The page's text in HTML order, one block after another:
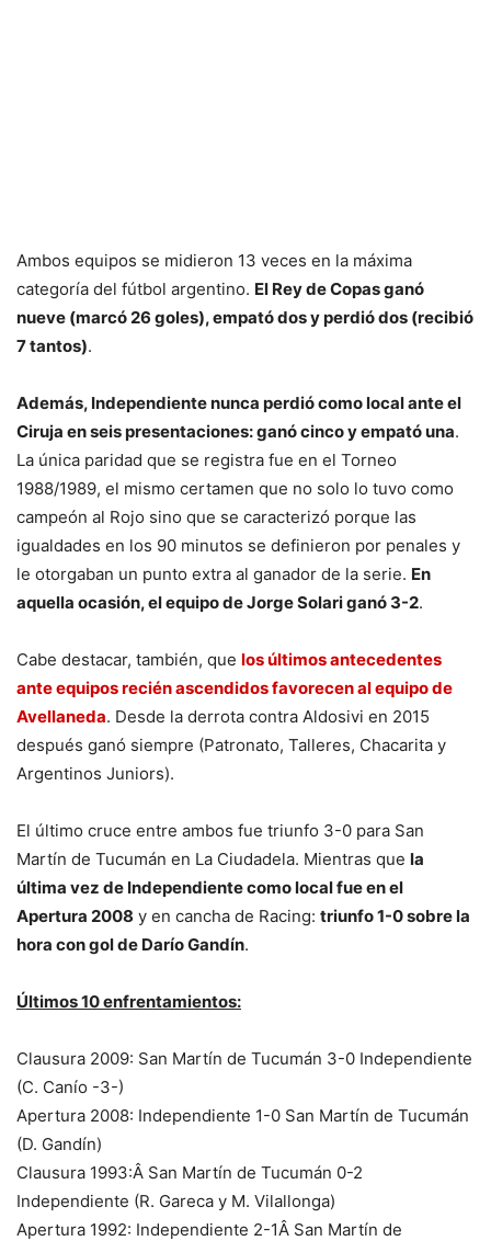
Ambos equipos se midieron 13 veces en la máxima
categoría del fútbol argentino. El Rey de Copas ganó
nueve (marcó 26 goles), empató dos y perdió dos (recibió
7 tantos).
Además, Independiente nunca perdió como local ante el
Ciruja en seis presentaciones: ganó cinco y empató una.
La única paridad que se registra fue en el Torneo
1988/1989, el mismo certamen que no solo lo tuvo como
campeón al Rojo sino que se caracterizó porque las
igualdades en los 90 minutos se definieron por penales y
le otorgaban un punto extra al ganador de la serie. En
aquella ocasión, el equipo de Jorge Solari ganó 3-2.
Cabe destacar, también, que los últimos antecedentes
ante equipos recién ascendidos favorecen al equipo de
Avellaneda. Desde la derrota contra Aldosivi en 2015
después ganó siempre (Patronato, Talleres, Chacarita y
Argentinos Juniors).
El último cruce entre ambos fue triunfo 3-0 para San
Martín de Tucumán en La Ciudadela. Mientras que la
última vez de Independiente como local fue en el
Apertura 2008 y en cancha de Racing: triunfo 1-0 sobre la
hora con gol de Darío Gandín.
Últimos 10 enfrentamientos:
Clausura 2009: San Martín de Tucumán 3-0 Independiente
(C. Canío -3-)
Apertura 2008: Independiente 1-0 San Martín de Tucumán
(D. Gandín)
Clausura 1993:Â San Martín de Tucumán 0-2
Independiente (R. Gareca y M. Vilallonga)
Apertura 1992: Independiente 2-1Â San Martín de